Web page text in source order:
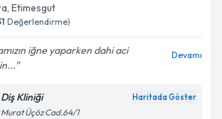
, Etimesgut
Değerlendirme)
iğne yaparken dahi aci
Devamı
Kliniği Haritada Göster
Üçöz Cad.64/1